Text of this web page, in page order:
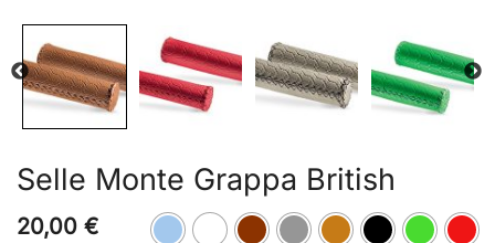
Selle Monte Grappa British
20,00 €